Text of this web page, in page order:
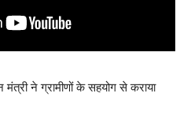
ने ग्रामीणों के सहयोग से कराया